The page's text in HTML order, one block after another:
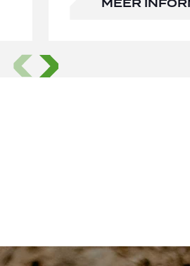
MEER